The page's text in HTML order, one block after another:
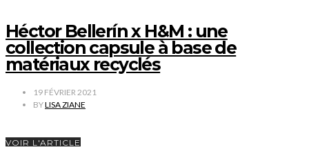
Héctor Bellerín x H&M : une
collection capsule à base de
matériaux recyclés
19 FÉVRIER 2021
BYLISA ZIANE
VOIR L'ARTICLE